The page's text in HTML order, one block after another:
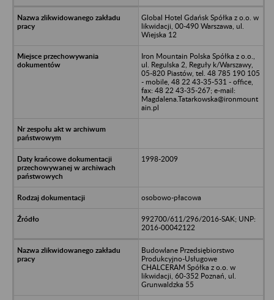
Global Hotel Gdańsk Spółka z o.o. w
likwidacji, 00-490 Warszawa, ul.
Wiejska 12
Iron Mountain Polska Spółka z o.o.,
ul. Regulska 2, Reguły k/Warszawy,
05-820 Piastów, tel. 48 785 190 105
- mobile, 48 22 43-35-531 - office,
fax: 48 22 43-35-267; e-mail:
Magdalena.Tatarkowska@ironmount
ain.pl
1998-2009
osobowo-płacowa
992700/611/296/2016-SAK; UNP:
2016-00042122
Budowlane Przedsiębiorstwo
Produkcyjno-Usługowe
CHALCERAM Spółka z o.o. w
likwidacji, 60-352 Poznań, ul.
Grunwaldzka 55